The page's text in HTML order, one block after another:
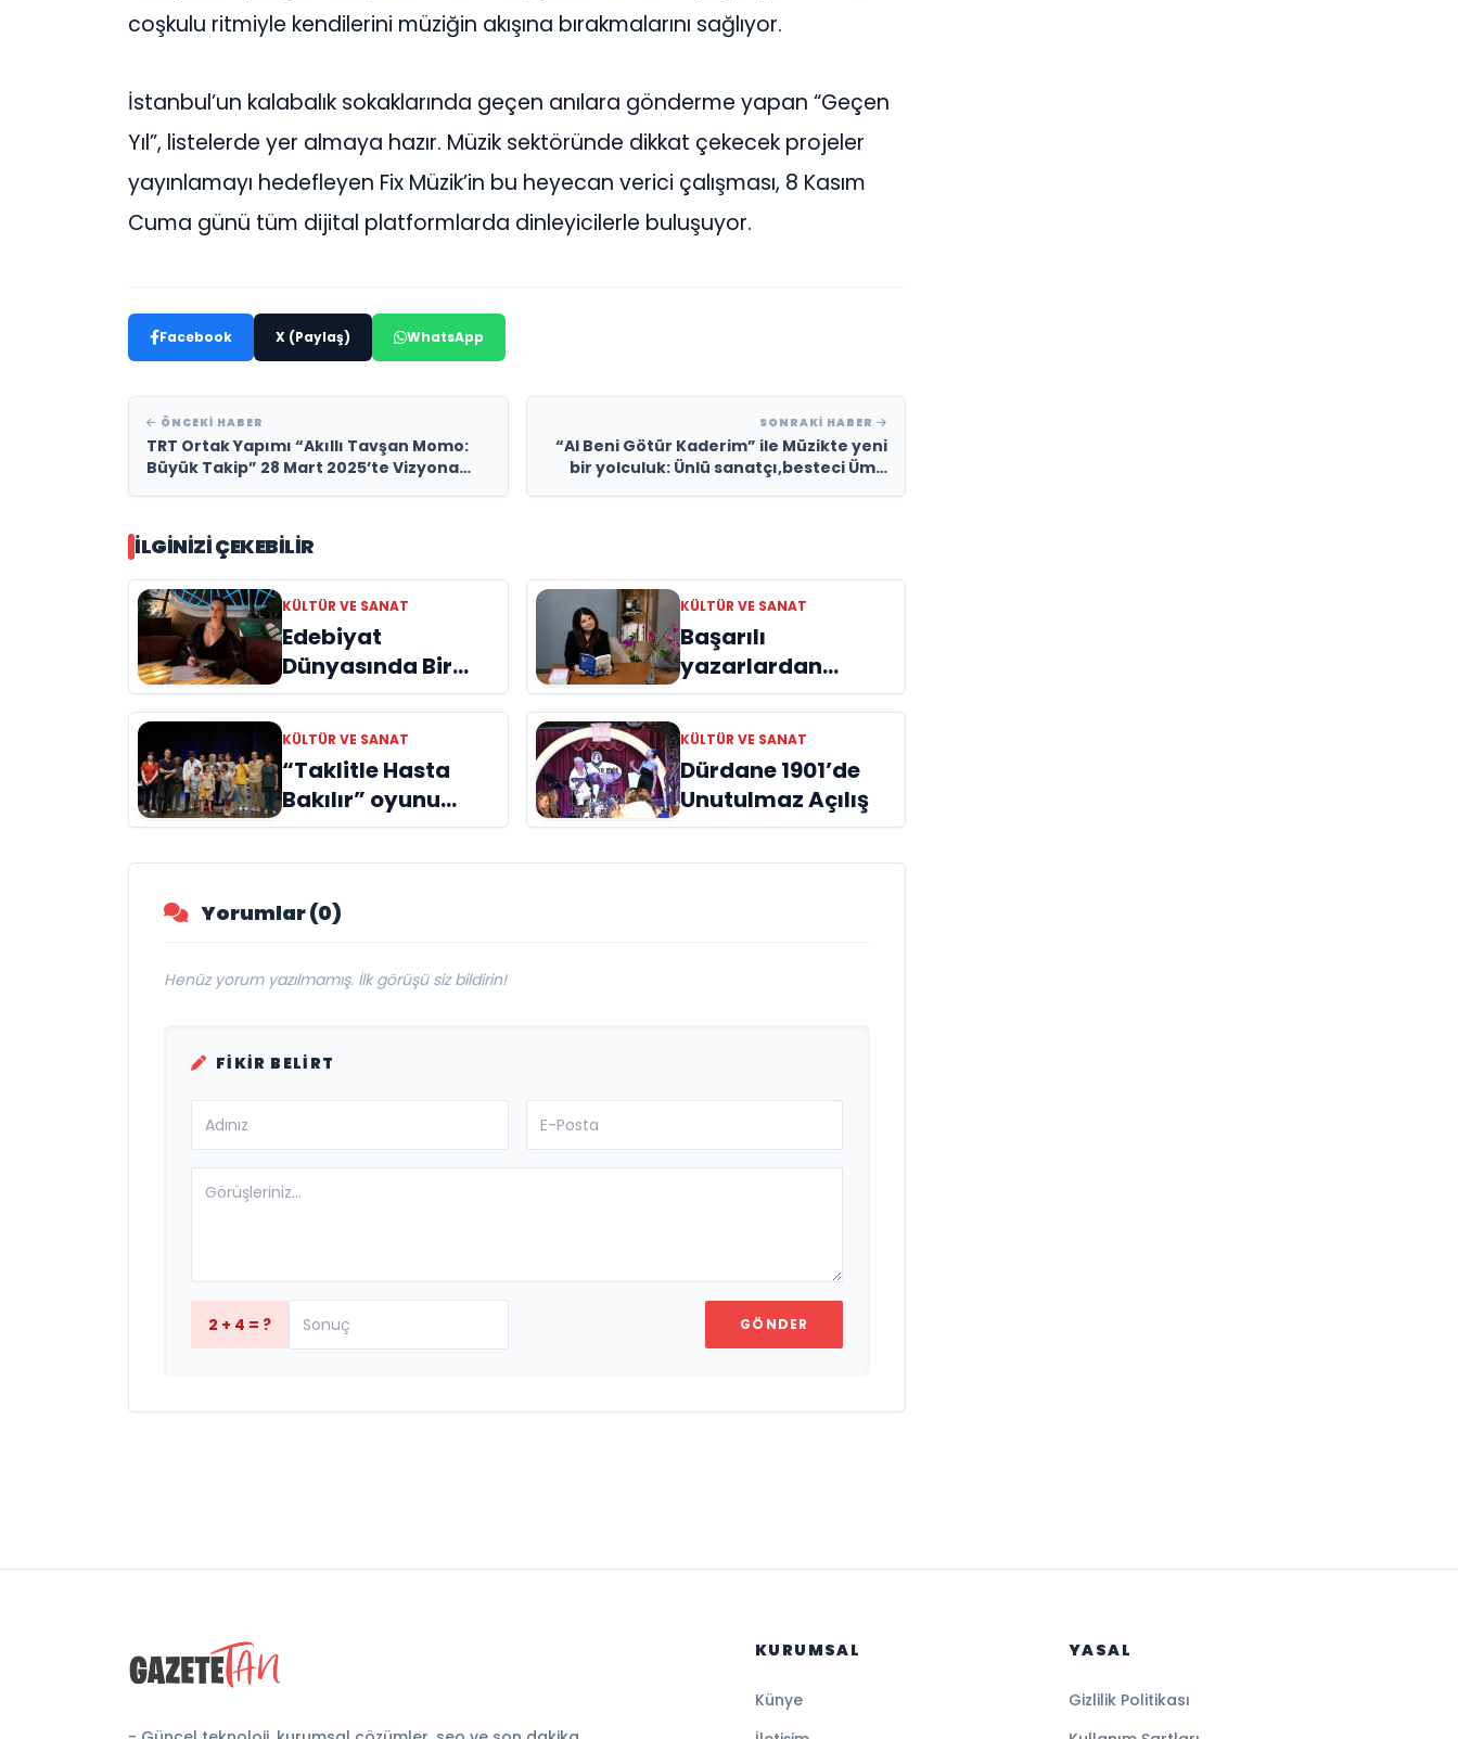
coşkulu ritmiyle kendilerini müziğin akışına bırakmalarını sağlıyor.
İstanbul’un kalabalık sokaklarında geçen anılara gönderme yapan “Geçen
Yıl”, listelerde yer almaya hazır. Müzik sektöründe dikkat çekecek projeler
yayınlamayı hedefleyen Fix Müzik’in bu heyecan verici çalışması, 8 Kasım
Cuma günü tüm dijital platformlarda dinleyicilerle buluşuyor.
Facebook X (Paylaş) WhatsApp
ÖNCEKI HABER
TRT Ortak Yapımı “Akıllı Tavşan Momo:
Büyük Takip” 28 Mart 2025’te Vizyona
SONRAKI HABER
“Al Beni Götür Kaderim” ile Müzikte yeni
bir yolculuk: Ünlü sanatçı,besteci Ümit
İLGINIZI ÇEKEBILIR
KÜLTÜR VE SANAT
Edebiyat
Dünyasında Bir
Genç Deha
Doğuyor: Dilruba
Engin ve Zift Karası
Evreni ‘AVENOİR’
KÜLTÜR VE SANAT
Başarılı
yazarlardan
Azime Savaş’tan
başucu kitabı
“Emanet”
raflardaki yerini
aldı
KÜLTÜR VE SANAT
“Taklitle Hasta
Bakılır” oyunu
engelleri sanatla
aştı
KÜLTÜR VE SANAT
Dürdane 1901’de
Unutulmaz Açılış
Yorumlar (0)
Henüz yorum yazılmamış. İlk görüşü siz bildirin!
FIKIR BELIRT
2 + 4 = ? GÖNDER
KURUMSAL
Künye
YASAL
Gizlilik Politikası